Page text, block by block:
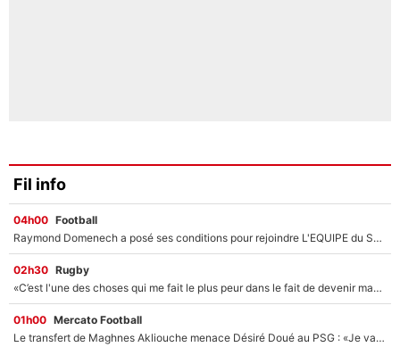
Fil info
04h00 Football
Raymond Domenech a posé ses conditions pour rejoindre L'EQUIPE du Soir : Il refuse de faire l'émission avec un autre chroniqueur !
02h30 Rugby
«C’est l'une des choses qui me fait le plus peur dans le fait de devenir maman» : En couple avec Antoine Dupont, Iris Mittenaere s'inquiète déjà pour ses futurs enfants !
01h00 Mercato Football
Le transfert de Maghnes Akliouche menace Désiré Doué au PSG : «Je valide à 200%»